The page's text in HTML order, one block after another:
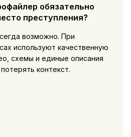
обязательно
преступления?
возможно. При
используют качественную
схемы и единые описания
контекст.